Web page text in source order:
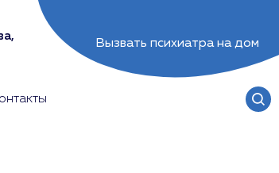
Вызвать психиатра на дом